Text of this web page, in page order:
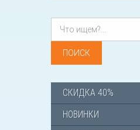
СКИДКА 40%
НОВИНКИ